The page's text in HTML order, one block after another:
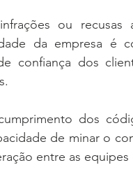
ou
da empresa é
confiança dos
dos
de minar o
entre as